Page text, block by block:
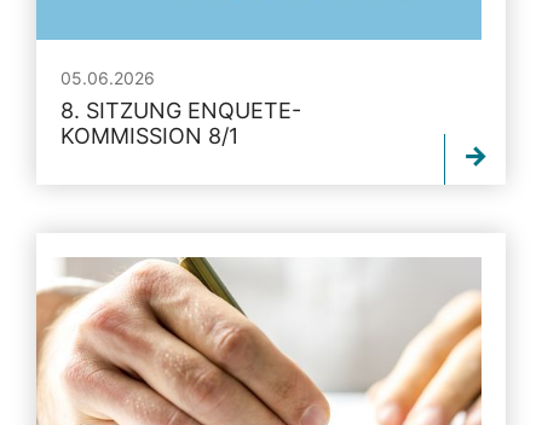
05.06.2026
8. SITZUNG ENQUETE-
KOMMISSION 8/1